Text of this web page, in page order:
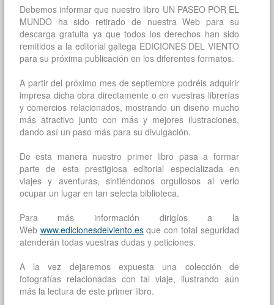
Debemos informar que nuestro libro UN PASEO POR EL
MUNDO ha sido retirado de nuestra Web para su
descarga gratuita ya que todos los derechos han sido
remitidos a la editorial gallega EDICIONES DEL VIENTO
para su próxima publicación en los diferentes formatos.
A partir del próximo mes de septiembre podréis adquirir
impresa dicha obra directamente o en vuestras librerías
y comercios relacionados, mostrando un diseño mucho
más atractivo junto con más y mejores ilustraciones,
dando así un paso más para su divulgación.
De esta manera nuestro primer libro pasa a formar
parte de esta prestigiosa editorial especializada en
viajes y aventuras, sintiéndonos orgullosos al verlo
ocupar un lugar en tan selecta biblioteca.
Para más información dirigíos a la
Web www.edicionesdelviento.esque con total seguridad
atenderán todas vuestras dudas y peticiones.
A la vez dejaremos expuesta una colección de
fotografías relacionadas con tal viaje, ilustrando aún
más la lectura de este primer libro.